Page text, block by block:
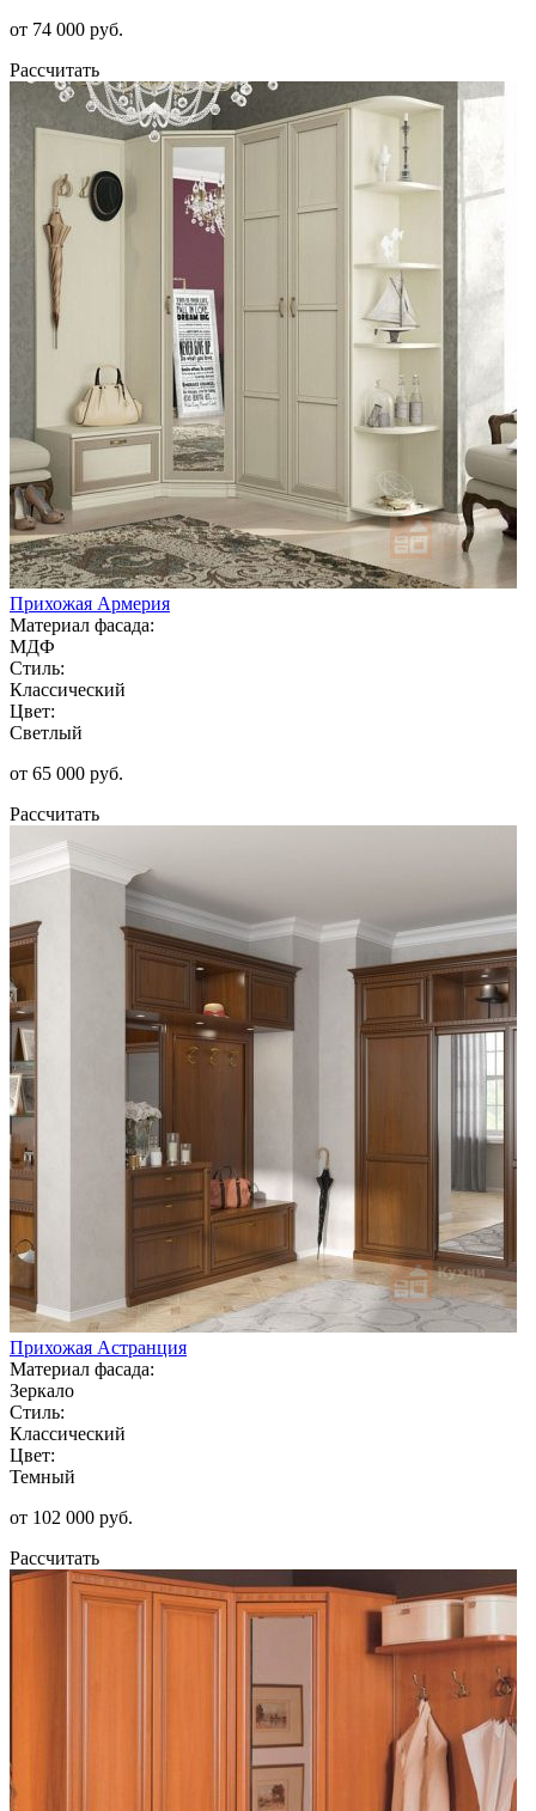
от 74 000 руб.
Рассчитать
Прихожая Армерия
Материал фасада:
МДФ
Стиль:
Классический
Цвет:
Светлый
от 65 000 руб.
Рассчитать
Прихожая Астранция
Материал фасада:
Зеркало
Стиль:
Классический
Цвет:
Темный
от 102 000 руб.
Рассчитать